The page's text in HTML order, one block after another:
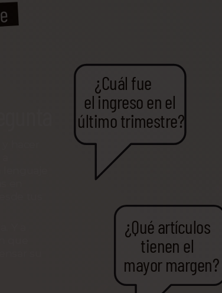
¿Cuál fue
el ingreso en el
último trimestre?
¿Qué artículos
tienen el
mayor margen?